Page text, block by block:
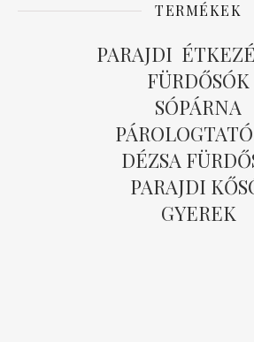
TERMÉKEK
PARAJDI
FÜRDŐSÓK
SÓPÁRNA
DÉZSA
PARAJDI
GYEREK